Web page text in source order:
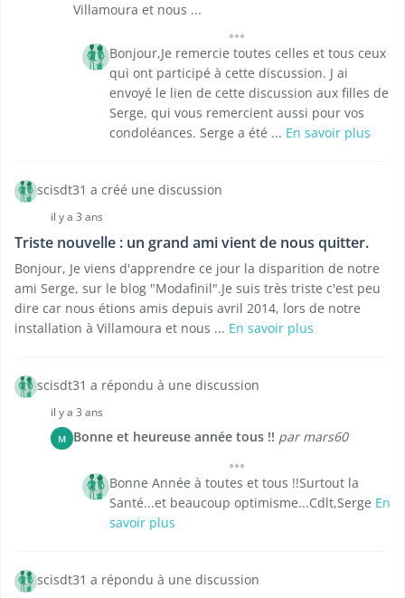
Villamoura et nous ...
Bonjour,Je remercie toutes celles et tous ceux
qui ont participé à cette discussion. J ai
envoyé le lien de cette discussion aux filles de
Serge, qui vous remercient aussi pour vos
condoléances. Serge a été ... En savoir plus
scisdt31 a créé une discussion
il y a 3 ans
Triste nouvelle : un grand ami vient de nous quitter.
Bonjour, Je viens d'apprendre ce jour la disparition de notre
ami Serge, sur le blog "Modafinil".Je suis très triste c'est peu
dire car nous étions amis depuis avril 2014, lors de notre
installation à Villamoura et nous ... En savoir plus
scisdt31 a répondu à une discussion
il y a 3 ans
M Bonne et heureuse année tous !! par mars60
Bonne Année à toutes et tous !!Surtout la
Santé...et beaucoup optimisme...Cdlt,Serge En
savoir plus
scisdt31 a répondu à une discussion